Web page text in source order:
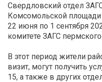
Свердловский отдел
Комсомольской
22 июня по 1 сентября
комитете ЗАГС пермского
В этот период жители
визит, могут получить
15, а также в других